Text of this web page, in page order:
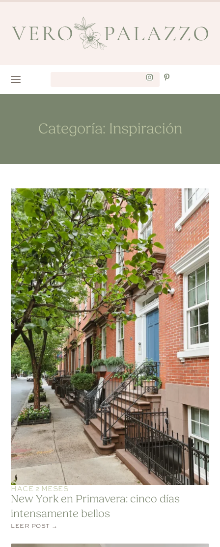
Categoría: Inspiración
HACE 2 MESES
New York en Primavera: cinco días
intensamente bellos
LEER POST →